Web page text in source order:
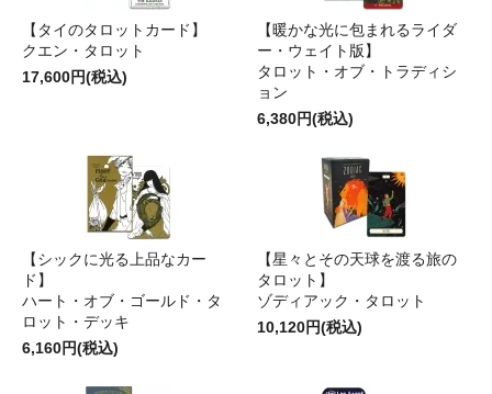
【タイのタロットカード】
クエン・タロット
17,600円(税込)
【暖かな光に包まれるライダ
ー・ウェイト版】
タロット・オブ・トラディシ
ョン
6,380円(税込)
【シックに光る上品なカー
ド】
ハート・オブ・ゴールド・タ
ロット・デッキ
6,160円(税込)
【星々とその天球を渡る旅の
タロット】
ゾディアック・タロット
10,120円(税込)